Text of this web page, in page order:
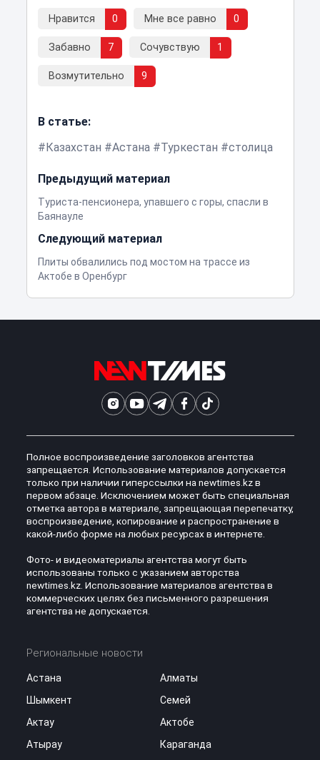
Нравится 0 Мне все равно 0
Забавно 7 Сочувствую 1
Возмутительно 9
В статье:
Казахстан
Астана Туркестан столица
Предыдущий материал
Туриста-пенсионера, упавшего с горы, спасли в
Баянауле
Следующий материал
Плиты обвалились под мостом на трассе из
Актобе в Оренбург
Полное воспроизведение заголовков агентства
запрещается. Использование материалов допускается
только при наличии гиперссылки на newtimes.kz в
первом абзаце. Исключением может быть специальная
отметка автора в материале, запрещающая перепечатку,
воспроизведение, копирование и распространение в
какой-либо форме на любых ресурсах в интернете.
Фото- и видеоматериалы агентства могут быть
использованы только с указанием авторства
newtimes.kz. Использование материалов агентства в
коммерческих целях без письменного разрешения
агентства не допускается.
Региональные новости
Астана
Алматы
Шымкент
Семей
Актау
Актобе
Атырау
Караганда